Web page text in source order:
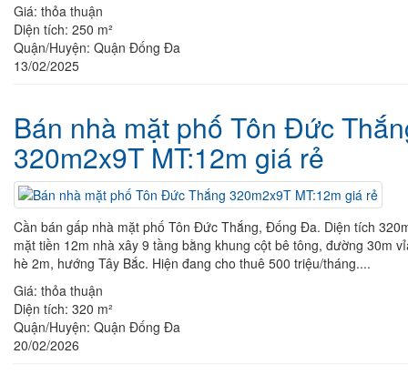
Giá: thỏa thuận
Diện tích: 250 m²
Quận/Huyện: Quận Đống Đa
13/02/2025
Bán nhà mặt phố Tôn Đức
320m2x9T MT:12m giá rẻ
Cần bán gấp nhà mặt phố Tôn Đức Thắng, Đống Đa. Diện tích
mặt tiền 12m nhà xây 9 tầng bằng khung cột bê tông, đường 30m
hè 2m, hướng Tây Bắc. Hiện đang cho thuê 500 triệu/tháng....
Giá: thỏa thuận
Diện tích: 320 m²
Quận/Huyện: Quận Đống Đa
20/02/2026